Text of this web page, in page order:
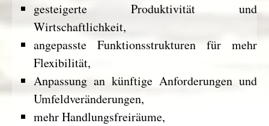
gesteigerte Produktivität und
Wirtschaftlichkeit,
angepasste Funktionsstrukturen für mehr
Flexibilität,
Anpassung an künftige Anforderungen und
Umfeldveränderungen,
mehr Handlungsfreiräume,